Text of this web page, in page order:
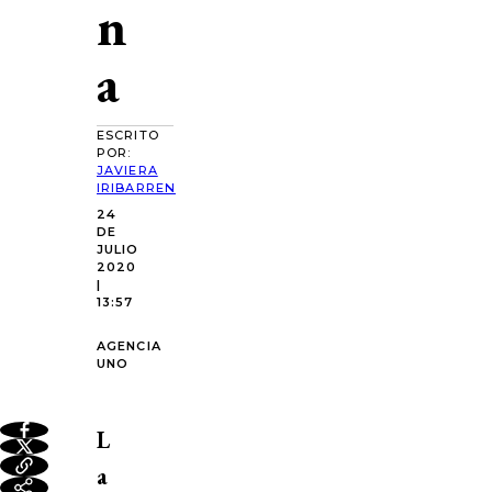
n
a
ESCRITO
POR:
JAVIERA
IRIBARREN
24
DE
JULIO
2020
|
13:57
AGENCIA
UNO
L
a